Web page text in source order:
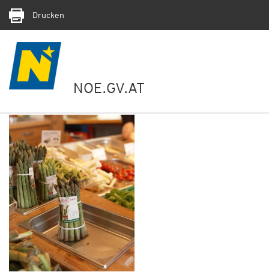
Drucken
NOE.GV.AT